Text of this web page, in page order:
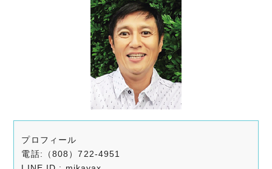
プロフィール
電話:（808）722-4951